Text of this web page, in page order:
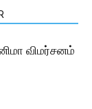
விமர்சனம்